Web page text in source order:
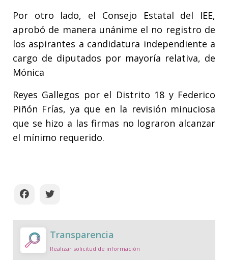
Por otro lado, el Consejo Estatal del IEE,
aprobó de manera unánime el no registro de
los aspirantes a candidatura independiente a
cargo de diputados por mayoría relativa, de
Mónica
Reyes Gallegos por el Distrito 18 y Federico
Piñón Frías, ya que en la revisión minuciosa
que se hizo a las firmas no lograron alcanzar
el mínimo requerido.
Transparencia
Realizar solicitud de información